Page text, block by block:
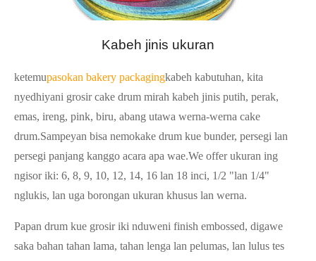
Kabeh jinis ukuran
ketemupasokan bakery packagingkabeh kabutuhan, kita
nyedhiyani grosir cake drum mirah kabeh jinis putih, perak,
emas, ireng, pink, biru, abang utawa werna-werna cake
drum.Sampeyan bisa nemokake drum kue bunder, persegi lan
persegi panjang kanggo acara apa wae.We offer ukuran ing
ngisor iki: 6, 8, 9, 10, 12, 14, 16 lan 18 inci, 1/2 "lan 1/4"
nglukis, lan uga borongan ukuran khusus lan werna.
Papan drum kue grosir iki nduweni finish embossed, digawe
saka bahan tahan lama, tahan lenga lan pelumas, lan lulus tes